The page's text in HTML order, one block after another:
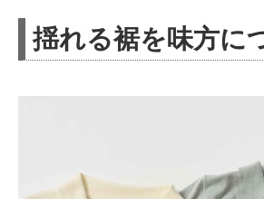
揺れる裾を味方に